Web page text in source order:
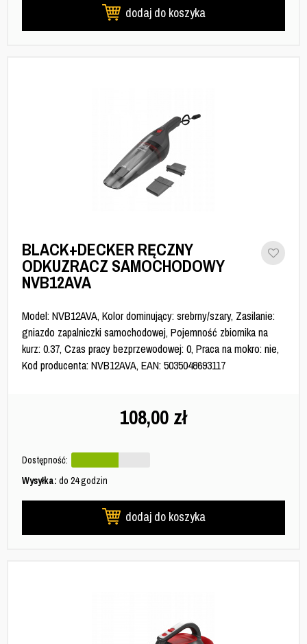
dodaj do koszyka
BLACK+DECKER RĘCZNY
ODKUZRACZ SAMOCHODOWY
NVB12AVA
Model: NVB12AVA, Kolor dominujący: srebrny/szary, Zasilanie:
gniazdo zapalniczki samochodowej, Pojemność zbiornika na
kurz: 0.37, Czas pracy bezprzewodowej: 0, Praca na mokro: nie,
Kod producenta: NVB12AVA, EAN: 5035048693117
108,00 zł
Dostępność:
Wysyłka: do 24 godzin
dodaj do koszyka